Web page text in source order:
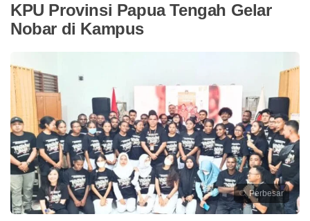
KPU Provinsi Papua Tengah Gelar
Nobar di Kampus
Perbesar